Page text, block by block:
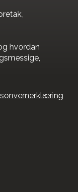
hvordan